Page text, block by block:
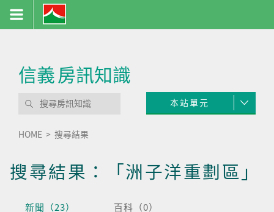
信義房訊知識
本站單元
HOME 搜尋結果
搜尋結果：「洲子洋重劃區」
新聞（23）
百科（0）